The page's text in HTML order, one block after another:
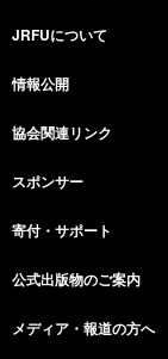
JRFUについて
情報公開
協会関連リンク
スポンサー
寄付・サポート
公式出版物のご案内
メディア・報道の方へ